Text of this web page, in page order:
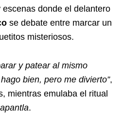
donde el delantero
se debate entre marcar un
misteriosos.
y patear al mismo
bien, pero me divierto”,
mientras emulaba el ritual
.